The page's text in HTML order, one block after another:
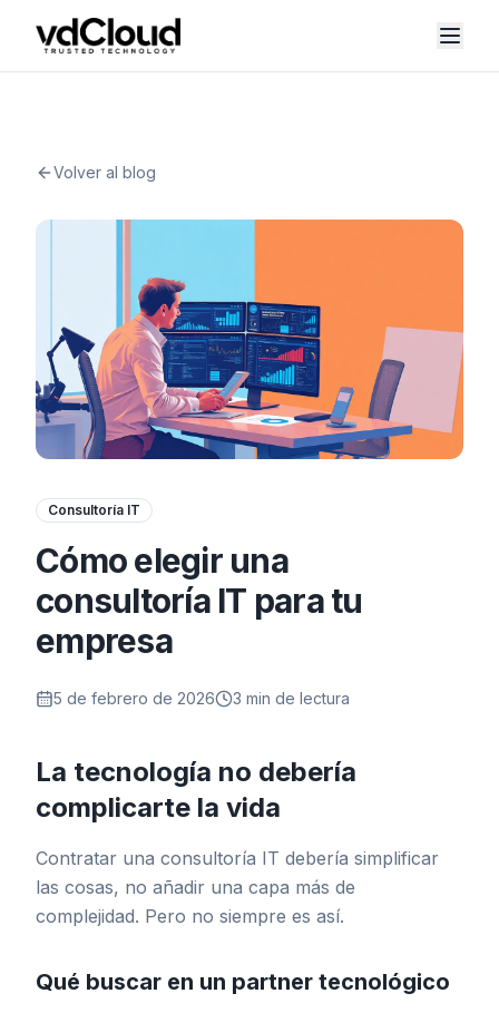
Volver al blog
Consultoría IT
Cómo elegir una
consultoría IT para tu
empresa
5 de febrero de 2026 3 min de lectura
La tecnología no debería
complicarte la vida
Contratar una consultoría IT debería simplificar
las cosas, no añadir una capa más de
complejidad. Pero no siempre es así.
Qué buscar en un partner tecnológico